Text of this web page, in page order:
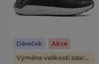
Dáreček
Akce
Výměna velikosti zdarma